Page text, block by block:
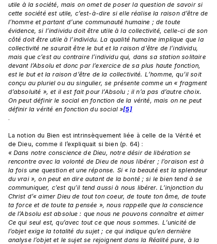
utile à la société, mais on omet de poser la question de savoir si
cette société est utile, c’est-à-dire si elle réalise la raison d’être de
l’homme et partant d’une communauté humaine ; de toute
évidence, si l’individu doit être utile à la collectivité, celle-ci de son
côté doit être utile à l’individu. La qualité humaine implique que la
collectivité ne saurait être le but et la raison d’être de l’individu,
mais que c’est au contraire l’individu qui, dans sa station solitaire
devant l’Absolu et donc par l’exercice de sa plus haute fonction,
est le but et la raison d’être de la collectivité. L’homme, qu’il soit
conçu au pluriel ou au singulier, se présente comme un « fragment
d’absoluité », et il est fait pour l’Absolu ; il n’a pas d’autre choix.
On peut définir le social en fonction de la vérité, mais on ne peut
définir la vérité en fonction du social »[5]
.
La notion du Bien est intrinsèquement liée à celle de la Vérité et
de Dieu, comme il l’expliquait si bien (p. 64) :
« Dans notre conscience de Dieu, notre désir de libération se
rencontre avec la volonté de Dieu de nous libérer ; l’oraison est à
la fois une question et une réponse. Si « la beauté est la splendeur
du vrai », on peut en dire autant de la bonté ; si le bien tend à se
communiquer, c’est qu’il tend aussi à nous libérer. L’injonction du
Christ d’« aimer Dieu de tout ton coeur, de toute ton âme, de toute
ta force et de toute ta pensée », nous rappelle que la conscience
de l’Absolu est absolue : que nous ne pouvons connaître et aimer
Ce qui seul est, qu’avec tout ce que nous sommes. L’unicité de
l’objet exige la totalité du sujet ; ce qui indique qu’en dernière
analyse l’objet et le sujet se rejoignent dans la Réalité pure, à la